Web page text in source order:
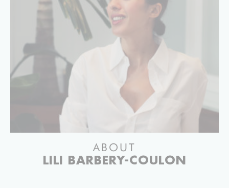
ABOUT
LILI BARBERY-COULON